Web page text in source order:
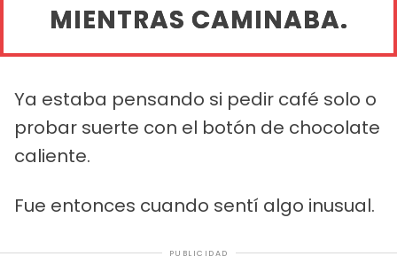
MIENTRAS CAMINABA.
Ya estaba pensando si pedir café solo o
probar suerte con el botón de chocolate
caliente.
Fue entonces cuando sentí algo inusual.
PUBLICIDAD